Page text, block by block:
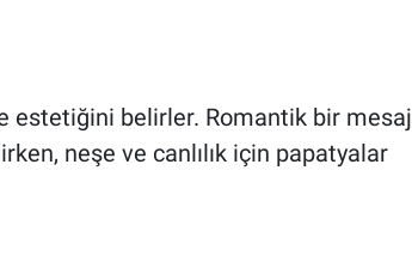
estetiğini belirler. Romantik bir mesaj
neşe ve canlılık için papatyalar